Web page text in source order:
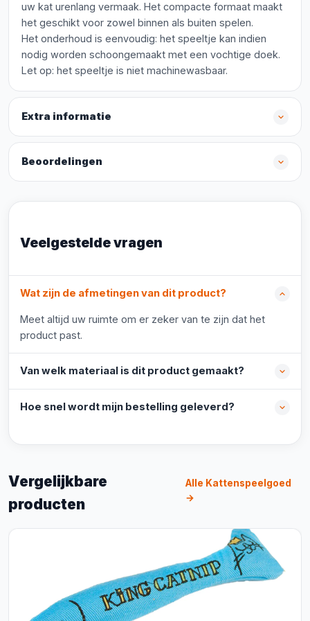
uw kat urenlang vermaak. Het compacte formaat maakt
het geschikt voor zowel binnen als buiten spelen.
Het onderhoud is eenvoudig: het speeltje kan indien
nodig worden schoongemaakt met een vochtige doek.
Let op: het speeltje is niet machinewasbaar.
Extra informatie
Beoordelingen
Veelgestelde vragen
Wat zijn de afmetingen van dit product?
Meet altijd uw ruimte om er zeker van te zijn dat het
product past.
Van welk materiaal is dit product gemaakt?
Hoe snel wordt mijn bestelling geleverd?
Vergelijkbare
producten
Alle Kattenspeelgoed
→